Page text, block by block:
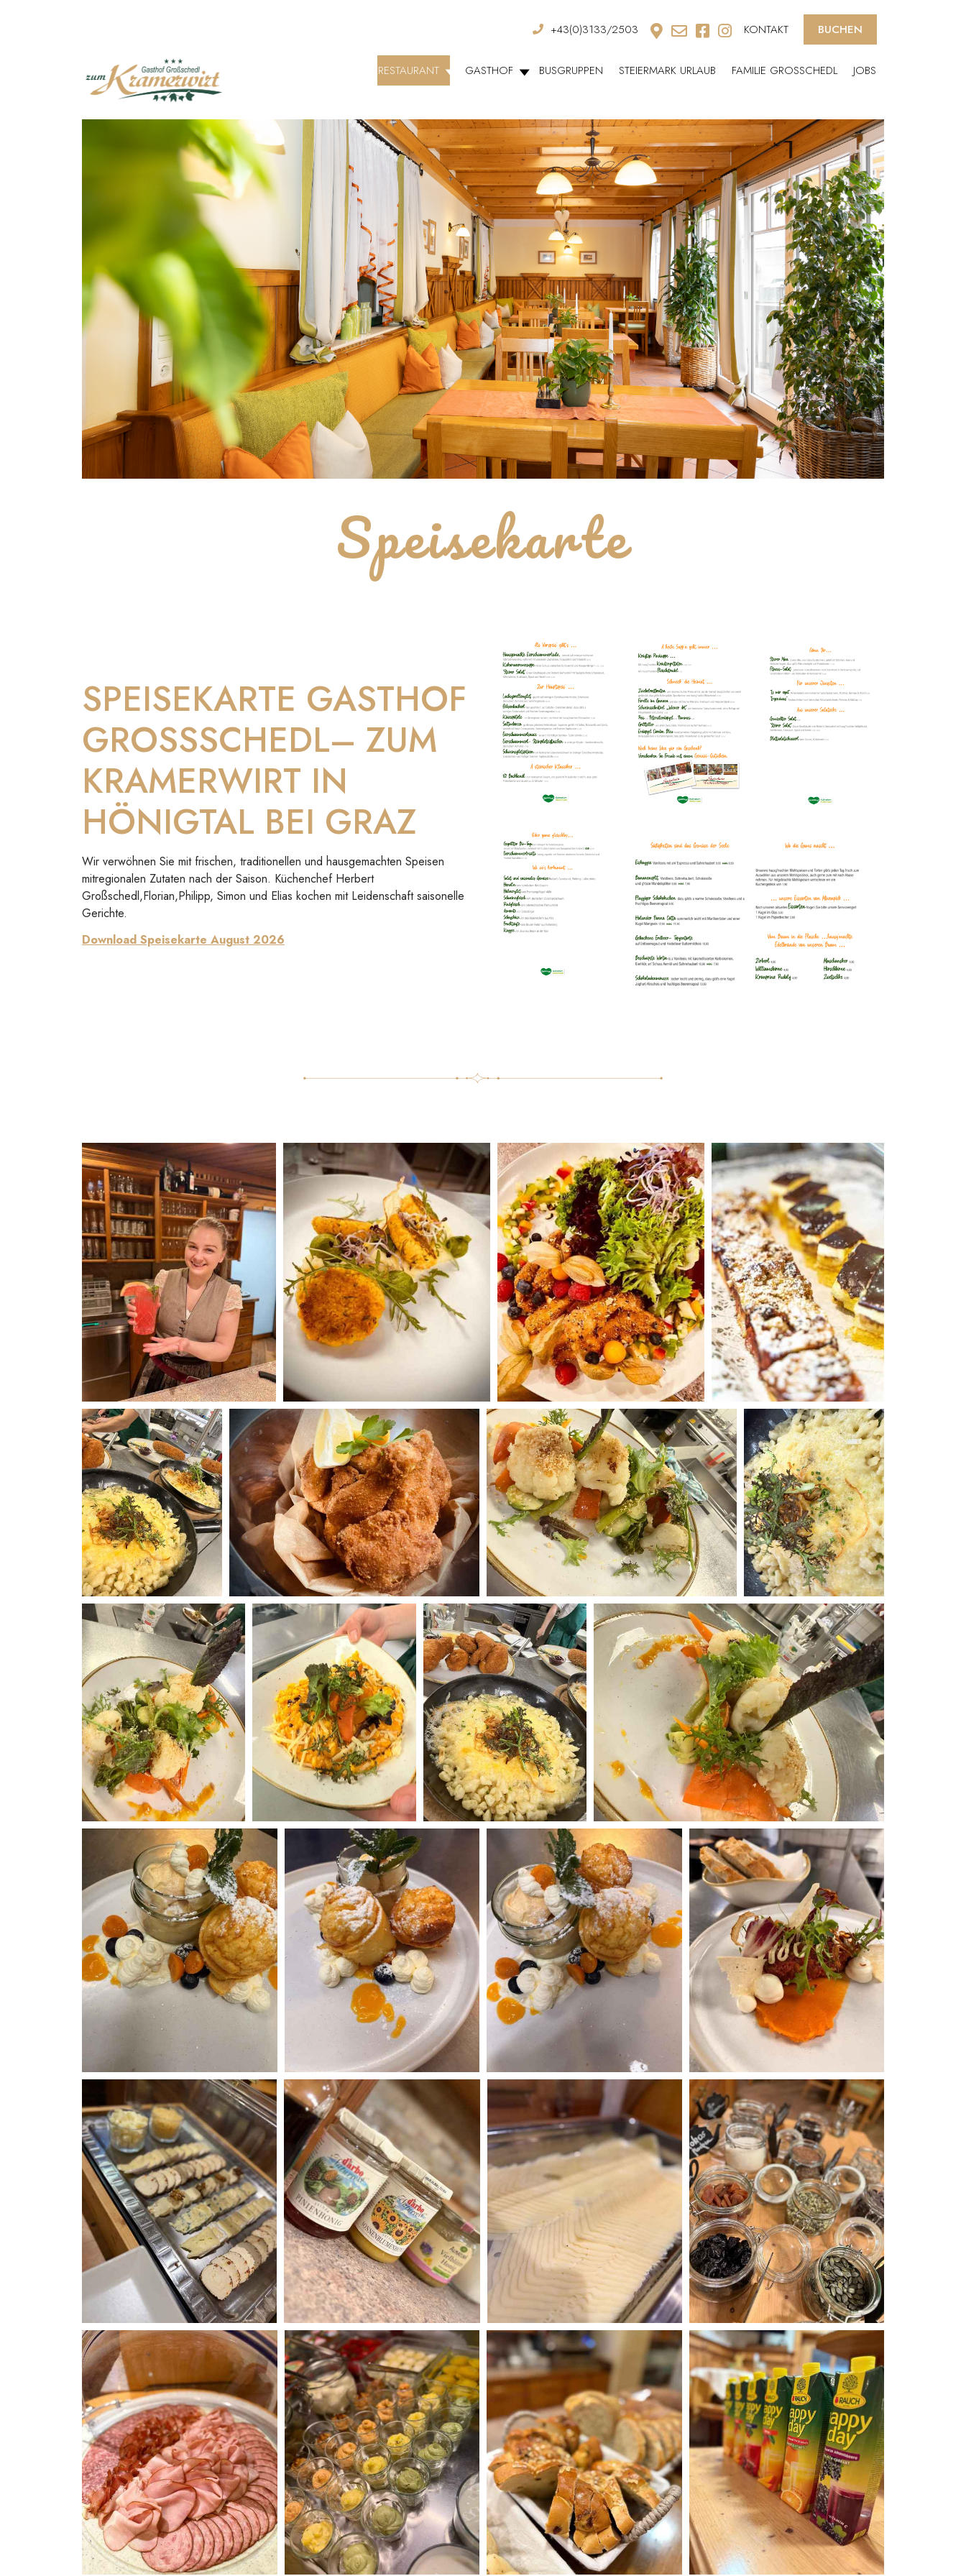
+43(0)3133/2503 KONTAKT BUCHEN
RESTAURANT GASTHOF BUSGRUPPEN STEIERMARK URLAUB FAMILIE GROSSCHEDL JOBS
Speisekarte
SPEISEKARTE GASTHOF
GROSSSCHEDL– ZUM
KRAMERWIRT IN
HÖNIGTAL BEI GRAZ
Wir verwöhnen Sie mit frischen, traditionellen und hausgemachten Speisen
mitregionalen Zutaten nach der Saison. Küchenchef Herbert
Großschedl,Florian,Philipp, Simon und Elias kochen mit Leidenschaft saisonelle
Gerichte.
Download Speisekarte August 2026